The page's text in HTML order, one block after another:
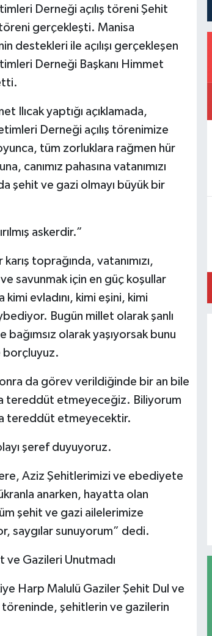
Derneği açılış töreni Şehit
töreni gerçekleşti. Manisa
destekleri ile açılışı gerçekleşen
Derneği Başkanı Himmet
Ilıcak yaptığı açıklamada,
Derneği açılış törenimize
tüm zorluklara rağmen hür
canımız pahasına vatanımızı
şehit ve gazi olmayı büyük bir
askerdir.”
toprağında, vatanımızı,
savunmak için en güç koşullar
evladını, kimi eşini, kimi
Bugün millet olarak şanlı
bağımsız olarak yaşıyorsak bunu
borçluyuz.
da görev verildiğinde bir an bile
tereddüt etmeyeceğiz. Biliyorum
tereddüt etmeyecektir.
şeref duyuyoruz.
Aziz Şehitlerimizi ve ebediyete
anarken, hayatta olan
şehit ve gazi ailelerimize
saygılar sunuyorum” dedi.
ve Gazileri Unutmadı
Harp Malulü Gaziler Şehit Dul ve
töreninde, şehitlerin ve gazilerin